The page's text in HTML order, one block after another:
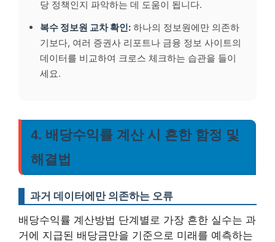
당 정책인지 파악하는 데 도움이 됩니다.
복수 정보원 교차 확인: 하나의 정보원에만 의존하
기보다, 여러 증권사 리포트나 금융 정보 사이트의
데이터를 비교하여 크로스 체크하는 습관을 들이
세요.
4. 배당수익률 계산 시 흔한 함정 및
해결법
과거 데이터에만 의존하는 오류
배당수익률 계산방법 단계별로 가장 흔한 실수는 과
거에 지급된 배당금만을 기준으로 미래를 예측하는